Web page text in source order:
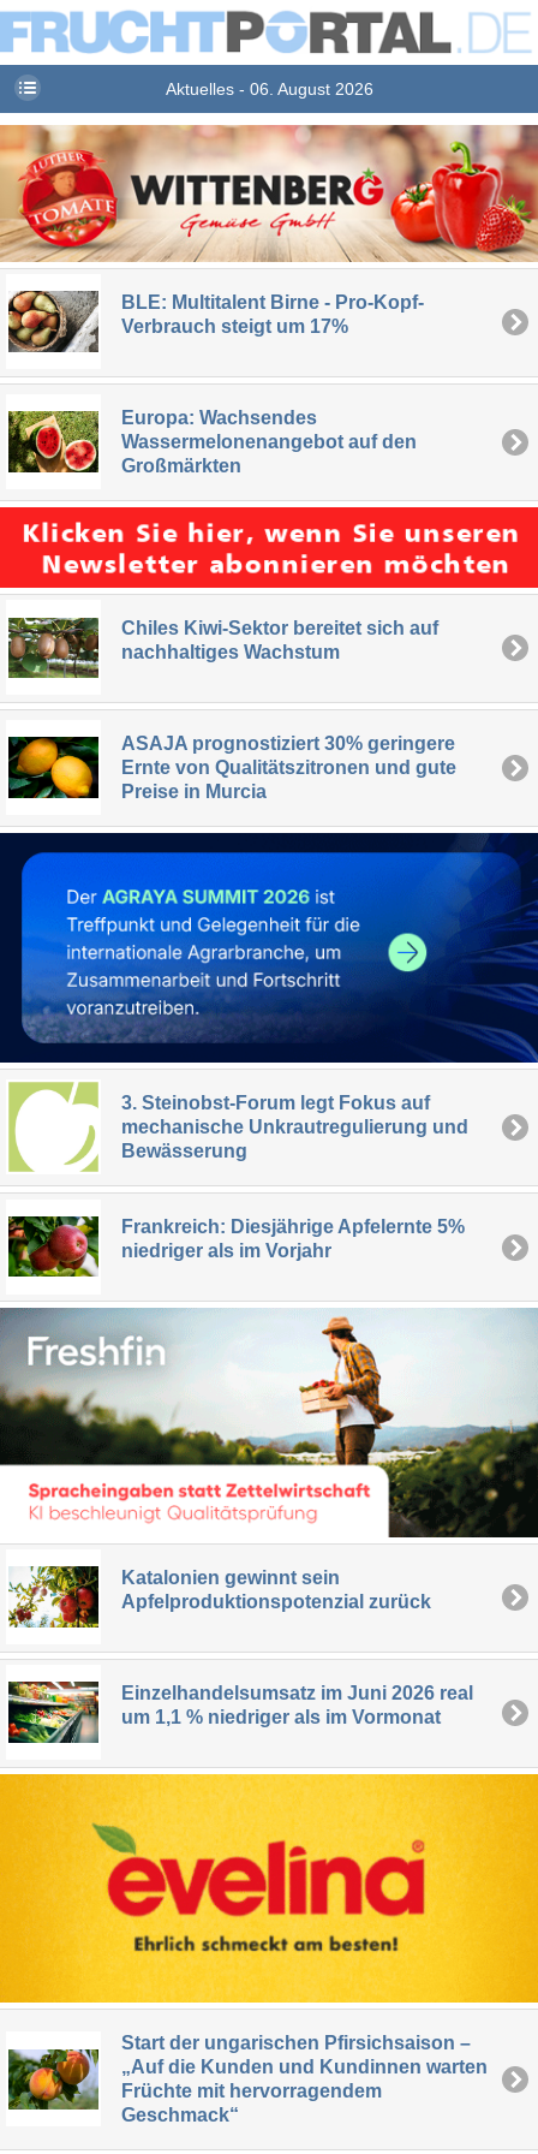
Aktuelles - 06. August 2026
BLE: Multitalent Birne - Pro-Kopf-
Verbrauch steigt um 17%
Europa: Wachsendes
Wassermelonenangebot auf den
Großmärkten
Chiles Kiwi-Sektor bereitet sich auf
nachhaltiges Wachstum
ASAJA prognostiziert 30% geringere
Ernte von Qualitätszitronen und gute
Preise in Murcia
3. Steinobst-Forum legt Fokus auf
mechanische Unkrautregulierung und
Bewässerung
Frankreich: Diesjährige Apfelernte 5%
niedriger als im Vorjahr
Katalonien gewinnt sein
Apfelproduktionspotenzial zurück
Einzelhandelsumsatz im Juni 2026 real
um 1,1 % niedriger als im Vormonat
Start der ungarischen Pfirsichsaison –
„Auf die Kunden und Kundinnen warten
Früchte mit hervorragendem
Geschmack“